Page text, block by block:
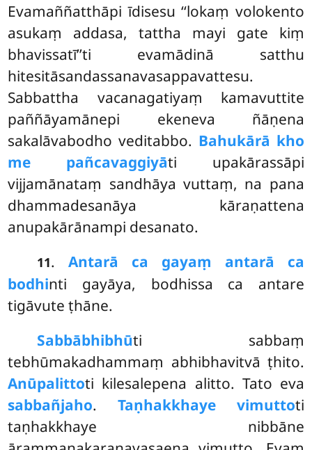
Evamaññatthāpi īdisesu ‘‘lokaṃ volokento
asukaṃ addasa, tattha mayi gate kiṃ
bhavissatī’’ti evamādinā satthu
hitesitāsandassanavasappavattesu.
Sabbattha vacanagatiyaṃ kamavuttite
paññāyamānepi ekeneva ñāṇena
sakalāvabodho veditabbo. Bahukārā kho
me pañcavaggiyāti upakārassāpi
vijjamānataṃ sandhāya vuttaṃ, na pana
dhammadesanāya kāraṇattena
anupakārānampi desanato.
11. Antarā ca gayaṃ antarā ca
bodhinti gayāya, bodhissa ca antare
tigāvute ṭhāne.
Sabbābhibhūti sabbaṃ
tebhūmakadhammaṃ abhibhavitvā ṭhito.
Anūpalittoti kilesalepena alitto. Tato eva
sabbañjaho. Taṇhakkhaye vimuttoti
taṇhakkhaye nibbāne